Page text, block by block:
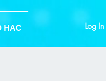
НАС Log In